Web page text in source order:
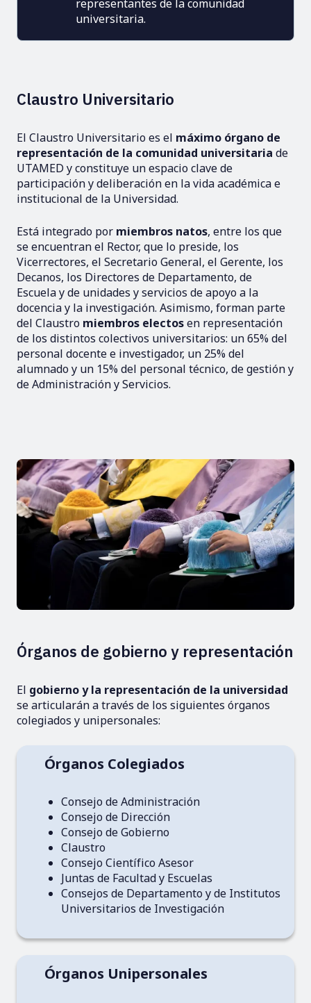
representantes de la comunidad
universitaria.
Claustro Universitario
El Claustro Universitario es el máximo órgano de
representación de la comunidad universitaria de
UTAMED y constituye un espacio clave de
participación y deliberación en la vida académica e
institucional de la Universidad.
Está integrado por miembros natos, entre los que
se encuentran el Rector, que lo preside, los
Vicerrectores, el Secretario General, el Gerente, los
Decanos, los Directores de Departamento, de
Escuela y de unidades y servicios de apoyo a la
docencia y la investigación. Asimismo, forman parte
del Claustro miembros electosen representación
de los distintos colectivos universitarios: un 65% del
personal docente e investigador, un 25% del
alumnado y un 15% del personal técnico, de gestión y
de Administración y Servicios.
Órganos de gobierno y representación
El gobierno y la representación de la universidad
se articularán a través de los siguientes órganos
colegiados y unipersonales:
Órganos Colegiados
Consejo de Administración
Consejo de Dirección
Consejo de Gobierno
Claustro
Consejo Científico Asesor
Juntas de Facultad y Escuelas
Consejos de Departamento y de Institutos
Universitarios de Investigación
Órganos Unipersonales